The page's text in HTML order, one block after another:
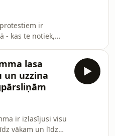
diētas.Tāpēc
Mireijas
saprast kā
vis vis tievākās, be
ir
- kas te notiek,
dārzos būs
Džemma nes
kaut kādu
ar daudz
ir
vēlreiz, bet
ceturtdien
lasa
un uzzina
ir izlasījusi visu
vākam un līdz